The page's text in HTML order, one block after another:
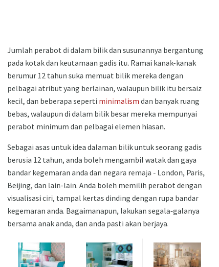
Jumlah perabot di dalam bilik dan susunannya bergantung
pada kotak dan keutamaan gadis itu. Ramai kanak-kanak
berumur 12 tahun suka memuat bilik mereka dengan
pelbagai atribut yang berlainan, walaupun bilik itu bersaiz
kecil, dan beberapa seperti minimalism dan banyak ruang
bebas, walaupun di dalam bilik besar mereka mempunyai
perabot minimum dan pelbagai elemen hiasan.
Sebagai asas untuk idea dalaman bilik untuk seorang gadis
berusia 12 tahun, anda boleh mengambil watak dan gaya
bandar kegemaran anda dan negara remaja - London, Paris,
Beijing, dan lain-lain. Anda boleh memilih perabot dengan
visualisasi ciri, tampal kertas dinding dengan rupa bandar
kegemaran anda. Bagaimanapun, lakukan segala-galanya
bersama anak anda, dan anda pasti akan berjaya.